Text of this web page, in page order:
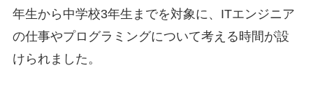
年生から中学校3年生までを対象に、ITエンジニア
の仕事やプログラミングについて考える時間が設
けられました。